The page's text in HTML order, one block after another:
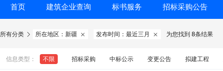
首页 建筑企业查询 标书服务 招标采购公告
所有分类  所在地区：新疆  发布时间：最近三月  为您找到 8条结果
信息类型： 不限 招标采购 中标公示 变更公告 拟建工程